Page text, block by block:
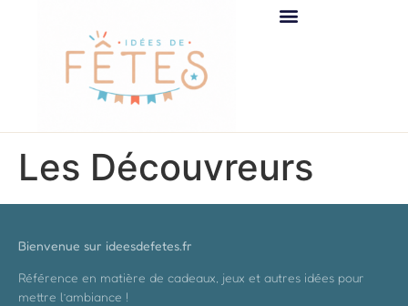
Les Découvreurs
Bienvenue sur ideesdefetes.fr
Référence en matière de cadeaux, jeux et autres idées pour
mettre l’ambiance !